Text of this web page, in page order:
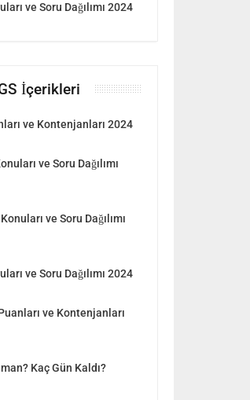
ve Soru Dağılımı 2024
İçerikleri
ve Kontenjanları 2024
ve Soru Dağılımı
ve Soru Dağılımı
ve Soru Dağılımı 2024
ve Kontenjanları
Kaç Gün Kaldı?